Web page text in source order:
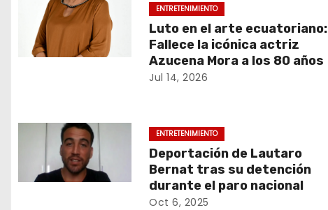
a
d
ENTRETENIMIENTO
Luto en el arte ecuatoriano:
Fallece la icónica actriz
Azucena Mora a los 80 años
Jul 14, 2026
ENTRETENIMIENTO
Deportación de Lautaro
Bernat tras su detención
durante el paro nacional
Oct 6, 2025